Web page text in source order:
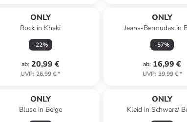
ONLY
Rock in Khaki
-22%
ab: 20,99 €
UVP: 26,99 €*
ONLY
Jeans-Bermudas in
-57%
ab: 16,99 €
UVP: 39,99 €*
ONLY
Bluse in Beige
ONLY
Kleid in Schwarz/